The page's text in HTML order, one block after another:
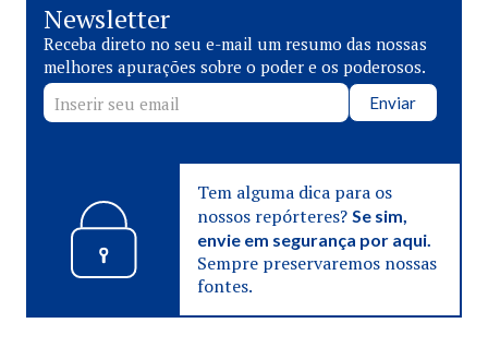
Newsletter
Receba direto no seu e-mail um resumo das nossas
melhores apurações sobre o poder e os poderosos.
Enviar
Tem alguma dica para os
nossos repórteres? Se sim,
envie em segurança por aqui.
Sempre preservaremos nossas
fontes.